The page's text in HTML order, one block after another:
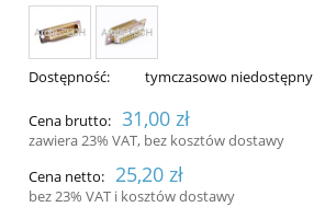
Dostępność: tymczasowo niedostępny
Cena brutto: 31,00 zł
zawiera 23% VAT, bez kosztów dostawy
Cena netto:
25,20 zł
bez 23% VAT i kosztów dostawy